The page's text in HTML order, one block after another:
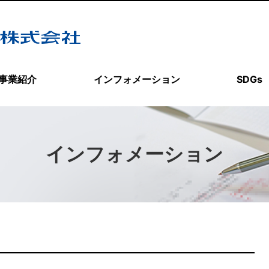
業紹介 インフォメーション SDGs
インフォメーション